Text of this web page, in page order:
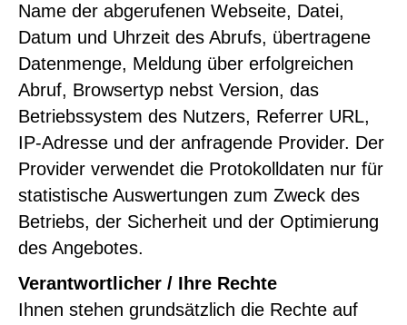
Name der abgerufenen Webseite, Datei,
Datum und Uhrzeit des Abrufs, übertragene
Datenmenge, Meldung über erfolgreichen
Abruf, Browsertyp nebst Version, das
Betriebssystem des Nutzers, Referrer URL,
IP-Adresse und der anfragende Provider. Der
Provider verwendet die Protokolldaten nur für
statistische Auswertungen zum Zweck des
Betriebs, der Sicherheit und der Optimierung
des Angebotes.
Verantwortlicher / Ihre Rechte
Ihnen stehen grundsätzlich die Rechte auf